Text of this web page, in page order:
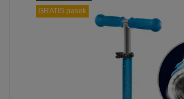
GRATIS pasek